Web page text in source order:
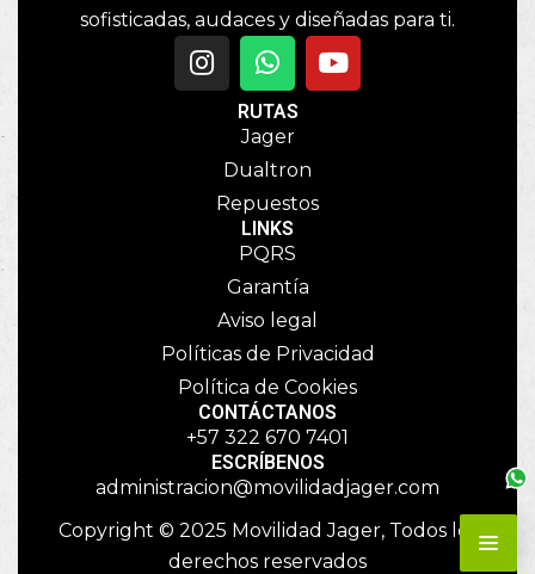
sofisticadas, audaces y diseñadas para ti.
RUTAS
Jager
Dualtron
Repuestos
LINKS
PQRS
Garantía
Aviso legal
Políticas de Privacidad
Política de Cookies
CONTÁCTANOS
+57 322 670 7401
ESCRÍBENOS
administracion@movilidadjager.com
Copyright © 2025 Movilidad Jager, Todos los
derechos reservados